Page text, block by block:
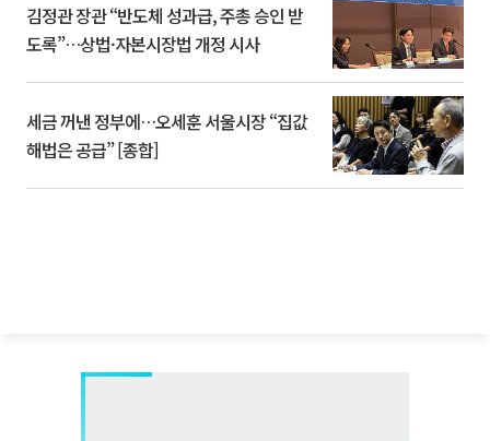
김정관 장관 “반도체 성과급, 주총 승인 받
도록”…상법·자본시장법 개정 시사
세금 꺼낸 정부에…오세훈 서울시장 “집값
해법은 공급” [종합]